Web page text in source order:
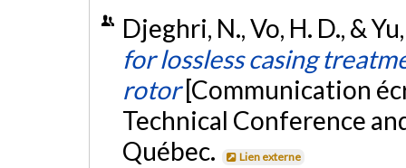
Djeghri, N., Vo, H. D., &
for lossless casing
rotor [Communication
Technical Conference
Québec.
Lien externe